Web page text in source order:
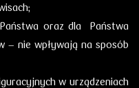
oraz dla Państwa
– nie wpływają na sposób
w urządzeniach